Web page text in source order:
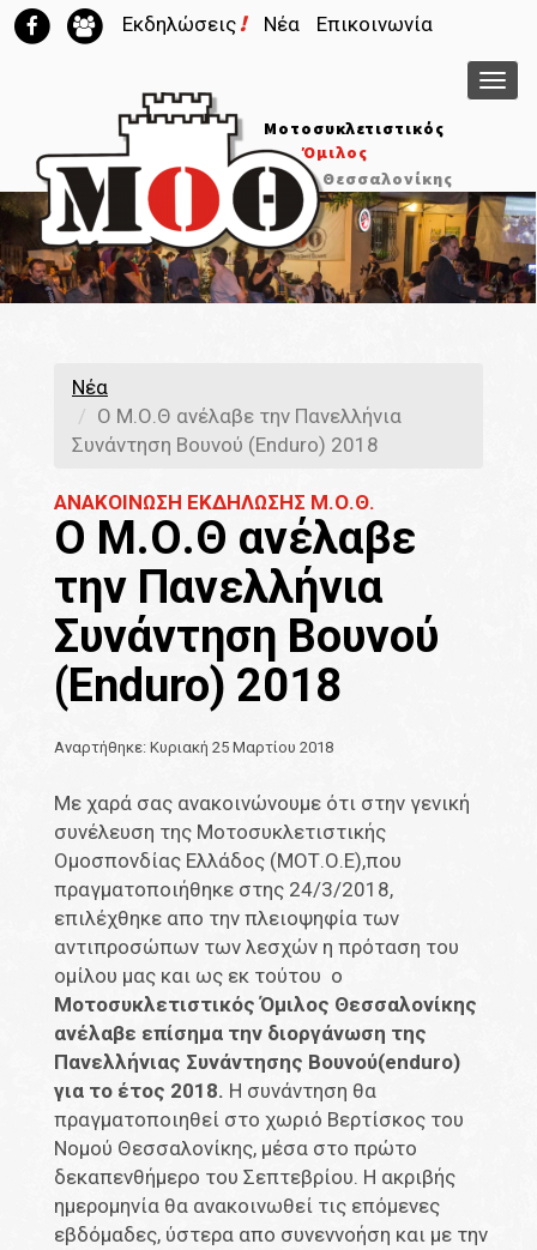
Μοτοσυκλετιστικός
Όμιλος
Θεσσαλονίκης
Εκδηλώσεις ! Νέα Επικοινωνία
Νέα
Ο Μ.Ο.Θ ανέλαβε την Πανελλήνια
Συνάντηση Βουνού (Enduro) 2018
ΑΝΑΚΟΙΝΩΣΗ ΕΚΔΗΛΩΣΗΣ Μ.Ο.Θ.
Ο Μ.Ο.Θ ανέλαβε
την Πανελλήνια
Συνάντηση Βουνού
(Enduro) 2018
Αναρτήθηκε: Κυριακή 25 Μαρτίου 2018
Με χαρά σας ανακοινώνουμε ότι στην γενική
συνέλευση της Μοτοσυκλετιστικής
Ομοσπονδίας Ελλάδος (ΜΟΤ.Ο.Ε),που
πραγματοποιήθηκε στης 24/3/2018,
επιλέχθηκε απο την πλειοψηφία των
αντιπροσώπων των λεσχών η πρόταση του
ομίλου μας και ως εκ τούτου ο
Μοτοσυκλετιστικός Όμιλος Θεσσαλονίκης
ανέλαβε επίσημα την διοργάνωση της
Πανελλήνιας Συνάντησης Βουνού(enduro)
για το έτος 2018. Η συνάντηση θα
πραγματοποιηθεί στο χωριό Βερτίσκος του
Νομού Θεσσαλονίκης, μέσα στο πρώτο
δεκαπενθήμερο του Σεπτεβρίου. Η ακριβής
ημερομηνία θα ανακοινωθεί τις επόμενες
εβδόμαδες, ύστερα απο συνεννοήση και με την